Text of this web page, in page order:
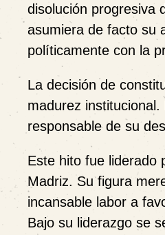
disolución progresiva
asumiera de facto su
políticamente con la
La decisión de
madurez
responsable de su
Este hito fue liderado
Madriz. Su figura
incansable labor a
Bajo su liderazgo se